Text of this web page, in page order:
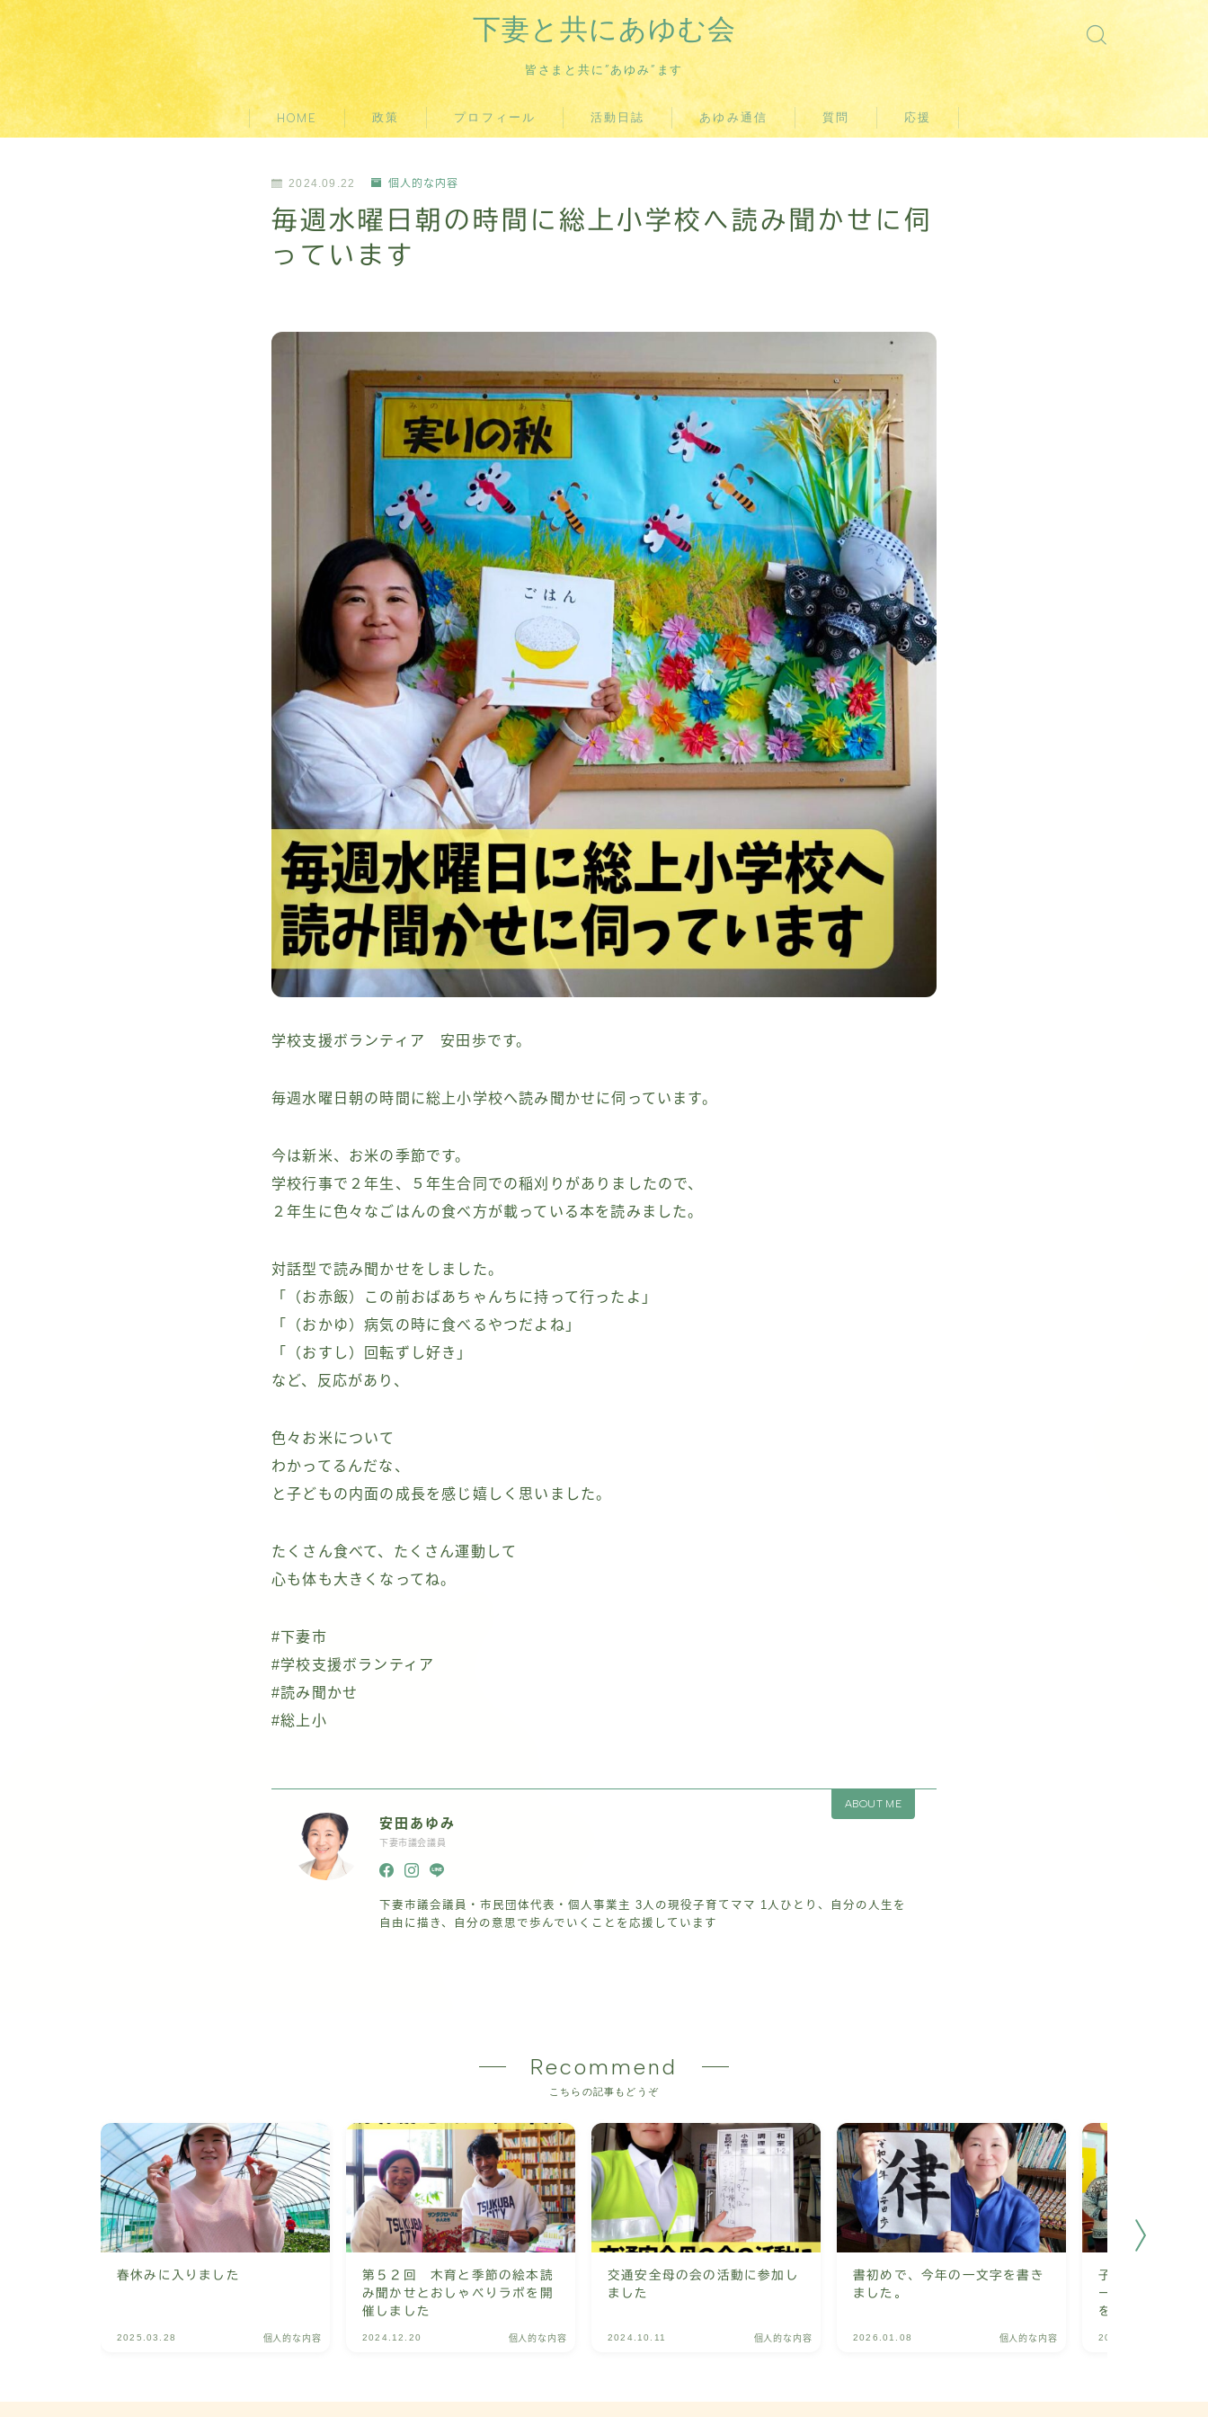
下妻と共にあゆむ会
皆さまと共に”あゆみ”ます
HOME 政策 プロフィール 活動日誌 あゆみ通信 質問 応援
2024.09.22 個人的な内容
毎週水曜日朝の時間に総上小学校へ読み聞かせに伺
っています
学校支援ボランティア 安田歩です。
毎週水曜日朝の時間に総上小学校へ読み聞かせに伺っています。
今は新米、お米の季節です。
学校行事で２年生、５年生合同での稲刈りがありましたので、
２年生に色々なごはんの食べ方が載っている本を読みました。
対話型で読み聞かせをしました。
「（お赤飯）この前おばあちゃんちに持って行ったよ」
「（おかゆ）病気の時に食べるやつだよね」
「（おすし）回転ずし好き」
など、反応があり、
色々お米について
わかってるんだな、
と子どもの内面の成長を感じ嬉しく思いました。
たくさん食べて、たくさん運動して
心も体も大きくなってね。
#下妻市
#学校支援ボランティア
#読み聞かせ
#総上小
ABOUT ME
安田あゆみ
下妻市議会議員
下妻市議会議員・市民団体代表・個人事業主 3人の現役子育てママ 1人ひとり、自分の人生を
自由に描き、自分の意思で歩んでいくことを応援しています
Recommend
こちらの記事もどうぞ
春休みに入りました
2025.03.28 個人的な内容
第５２回 木育と季節の絵本読
み聞かせとおしゃべりラボを開
催しました
2024.12.20 個人的な内容
交通安全母の会の活動に参加し
ました
2024.10.11 個人的な内容
書初めで、今年の一文字を書き
ました。
2026.01.08 個人的な内容
子どもの未来を
ーで作ったしま
を八千代町立図
2024.12.22